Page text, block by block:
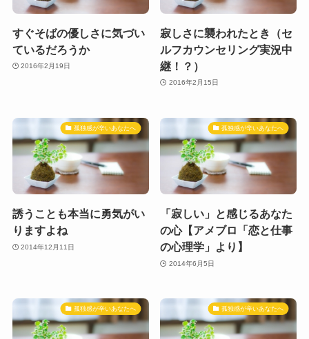
すぐそばの優しさに気づい
ているだろうか
2016年2月19日
寂しさに襲われたとき（セ
ルフカウンセリング実況中
継！？）
2016年2月15日
孤独感が辛いあなたへ
誘うことも本当に勇気がい
りますよね
2014年12月11日
孤独感が辛いあなたへ
「寂しい」と感じるあなた
の心【アメブロ「恋と仕事
の心理学」より】
2014年6月5日
孤独感が辛いあなたへ 孤独感が辛いあなたへ